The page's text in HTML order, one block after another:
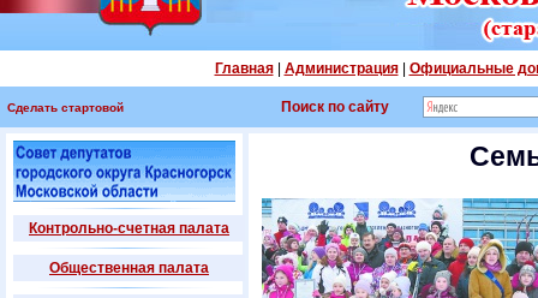
Главная| Администрация| Официальные
Сделать стартовой Поиск по сайту
Контрольно-счетная палата
Общественная палата